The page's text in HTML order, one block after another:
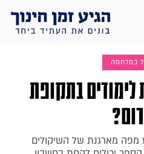
במלחמה
לימודים בתקופת
מפה מארגנת של השיקולים